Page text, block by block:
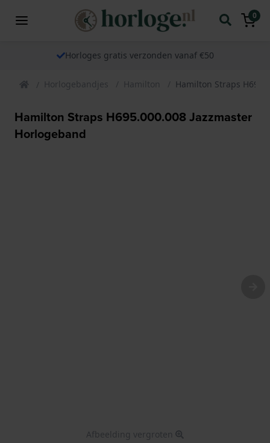
0
Horloges gratis verzonden vanaf €50
Horlogebandjes Hamilton Hamilton Straps
Hamilton Straps H695.000.008 Jazzmaster
Horlogeband
Afbeelding vergroten